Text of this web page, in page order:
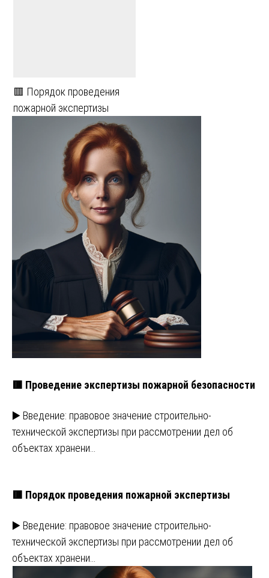
🟥 Порядок проведения
пожарной экспертизы
🟥 Проведение экспертизы пожарной безопасности
▶️ Введение: правовое значение строительно-
технической экспертизы при рассмотрении дел об
объектах хранени…
🟥 Порядок проведения пожарной экспертизы
▶️ Введение: правовое значение строительно-
технической экспертизы при рассмотрении дел об
объектах хранени…